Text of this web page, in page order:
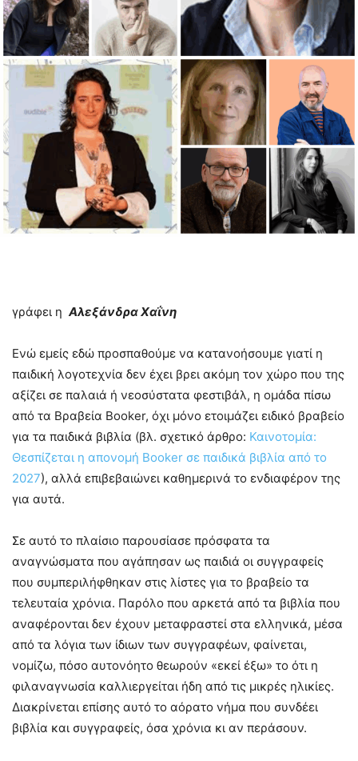
γράφει η Αλεξάνδρα Χαΐνη
Ενώ εμείς εδώ προσπαθούμε να κατανοήσουμε γιατί η
παιδική λογοτεχνία δεν έχει βρει ακόμη τον χώρο που της
αξίζει σε παλαιά ή νεοσύστατα φεστιβάλ, η ομάδα πίσω
από τα Βραβεία Booker, όχι μόνο ετοιμάζει ειδικό βραβείο
για τα παιδικά βιβλία (βλ. σχετικό άρθρο: Καινοτομία:
Θεσπίζεται η απονομή Booker σε παιδικά βιβλία από το
2027), αλλά επιβεβαιώνει καθημερινά το ενδιαφέρον της
για αυτά.
Σε αυτό το πλαίσιο παρουσίασε πρόσφατα τα
αναγνώσματα που αγάπησαν ως παιδιά οι συγγραφείς
που συμπεριλήφθηκαν στις λίστες για το βραβείο τα
τελευταία χρόνια. Παρόλο που αρκετά από τα βιβλία που
αναφέρονται δεν έχουν μεταφραστεί στα ελληνικά, μέσα
από τα λόγια των ίδιων των συγγραφέων, φαίνεται,
νομίζω, πόσο αυτονόητο θεωρούν «εκεί έξω» το ότι η
φιλαναγνωσία καλλιεργείται ήδη από τις μικρές ηλικίες.
Διακρίνεται επίσης αυτό το αόρατο νήμα που συνδέει
βιβλία και συγγραφείς, όσα χρόνια κι αν περάσουν.